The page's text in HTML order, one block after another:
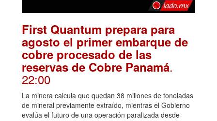
First Quantum prepara para
agosto el primer embarque de
cobre procesado de las
reservas de Cobre Panamá.
22:00
La minera calcula que quedan 38 millones de toneladas
de mineral previamente extraído, mientras el Gobierno
evalúa el futuro de una operación paralizada desde